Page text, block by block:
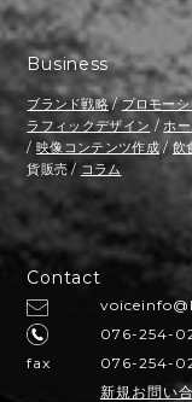
Business
ブランド戦略/プロモー
ラフィックデザイン / ホ
/ 映像コンテンツ作成 / 飲
貨販売 / コラム
Contact
076-254-
fax
076-254-
新規お問い